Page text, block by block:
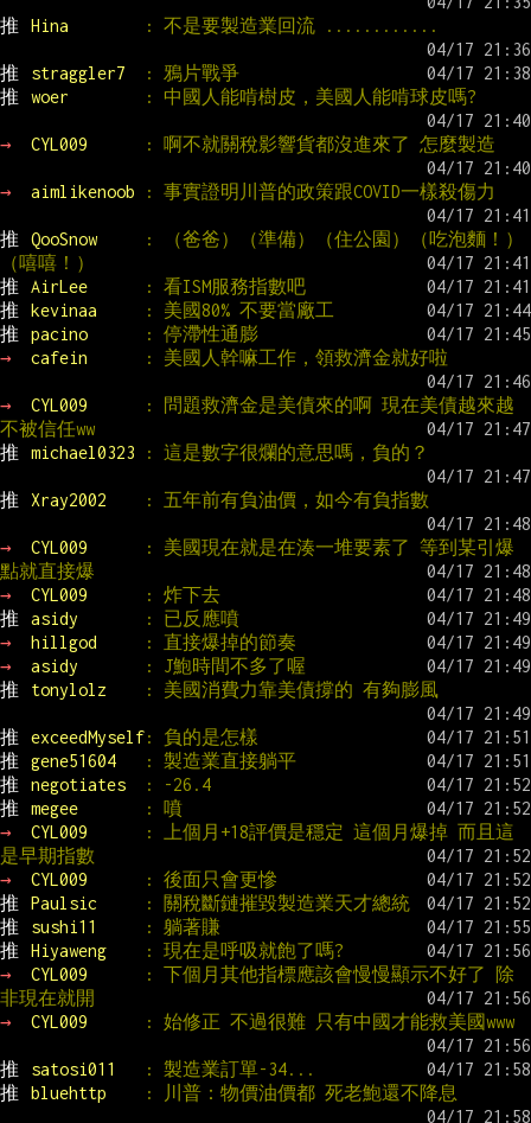
推 Hina : 不是要製造業回流 ............
推 straggler7
: 鴉片戰爭
推
woer : 中國人能啃樹皮，美國人能啃球皮嗎?
→ CYL009 : 啊不就關稅影響貨都沒進來了 怎麼製造
→ aimlikenoob : 事實證明川普的政策跟COVID一樣殺傷力
推 QooSnow
: （爸爸）（準備）（住公園）（吃泡麵！）
（嘻嘻！）
推
AirLee
: 看ISM服務指數吧
推
kevinaa
: 美國80% 不要當廠工
推
pacino
: 停滯性通膨
→
cafein : 美國人幹嘛工作，領救濟金就好啦
→ CYL009
: 問題救濟金是美債來的啊 現在美債越來越
不被信任ww
推
michael0323 : 這是數字很爛的意思嗎，負的？
推 Xray2002 : 五年前有負油價，如今有負指數
→ CYL009
: 美國現在就是在湊一堆要素了 等到某引爆
點就直接爆
→
CYL009
: 炸下去
推
asidy
: 已反應噴
→
hillgod
: 直接爆掉的節奏
→
asidy
: J鮑時間不多了喔
推
tonylolz : 美國消費力靠美債撐的 有夠膨風
推 exceedMyself: 負的是怎樣
推
gene51604
: 製造業直接躺平
推
negotiates
: -26.4
推
megee
: 噴
→
CYL009
: 上個月+18評價是穩定 這個月爆掉 而且這
是早期指數
→
CYL009
: 後面只會更慘
推
Paulsic
: 關稅斷鏈摧毀製造業天才總統
推
sushi11
: 躺著賺
推
Hiyaweng
: 現在是呼吸就飽了嗎?
→
CYL009
: 下個月其他指標應該會慢慢顯示不好了 除
非現在就開
→
CYL009 : 始修正 不過很難 只有中國才能救美國www
推 satosi011
: 製造業訂單-34...
推
bluehttp : 川普：物價油價都 死老鮑還不降息